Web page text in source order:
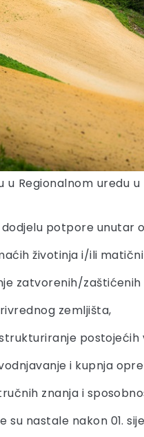
Regionalnom uredu
dodjelu potpore unutar
životinja i/ili
zaštićenih
zemljišta,
postojećih
i kupnja
znanja i
nastale nakon 01.